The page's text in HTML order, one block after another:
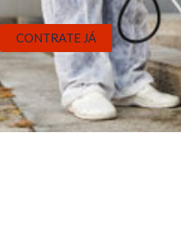
CONTRATE JÁ